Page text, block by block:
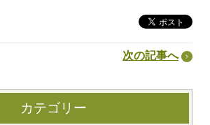
次の記事へ
カテゴリー